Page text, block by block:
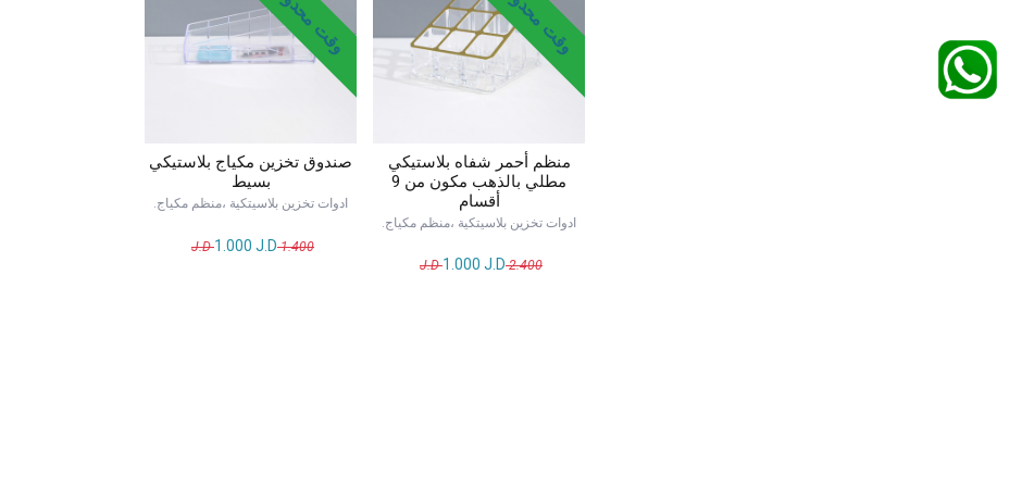
منظم أحمر شفاه بلاستيكي
مطلي بالذهب مكون من 9
أقسام
ادوات تخزين بلاسيتكية ،منظم مكياج.
2.400
J.D
1.000 J.D
صندوق تخزين مكياج بلاستيكي
بسيط
ادوات تخزين بلاسيتكية ،منظم مكياج.
1.400
J.D
1.000 J.D